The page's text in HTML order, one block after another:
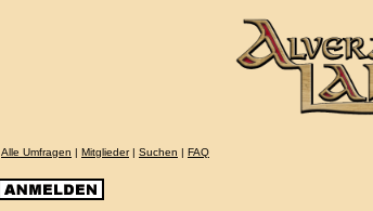
Alle Umfragen | Mitglieder| Suchen | FAQ